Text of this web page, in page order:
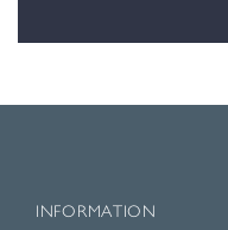
INFORMATION